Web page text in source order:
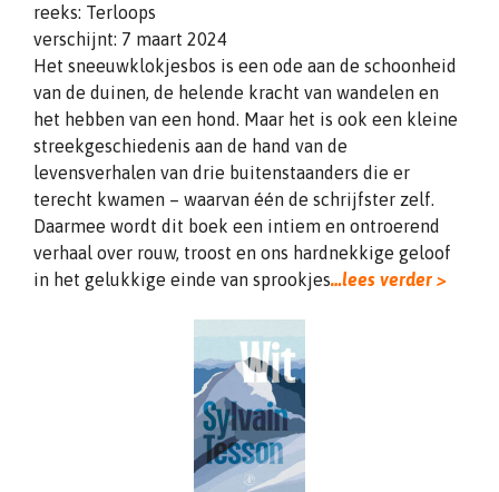
reeks: Terloops
verschijnt: 7 maart 2024
Het sneeuwklokjesbos is een ode aan de schoonheid
van de duinen, de helende kracht van wandelen en
het hebben van een hond. Maar het is ook een kleine
streekgeschiedenis aan de hand van de
levensverhalen van drie buitenstaanders die er
terecht kwamen – waarvan één de schrijfster zelf.
Daarmee wordt dit boek een intiem en ontroerend
verhaal over rouw, troost en ons hardnekkige geloof
in het gelukkige einde van sprookjes…lees verder >